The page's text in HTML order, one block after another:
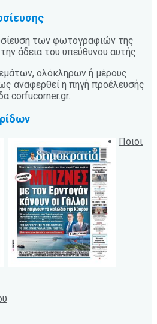
των φωτογραφιών της
άδεια του υπεύθυνου αυτής.
ολόκληρων ή μέρους
αναφερθεί η πηγή προέλευσής
corfucorner.gr.
Ποιοι